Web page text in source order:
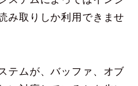
み取りしか利用できませ
テムが、バッファ、オブ